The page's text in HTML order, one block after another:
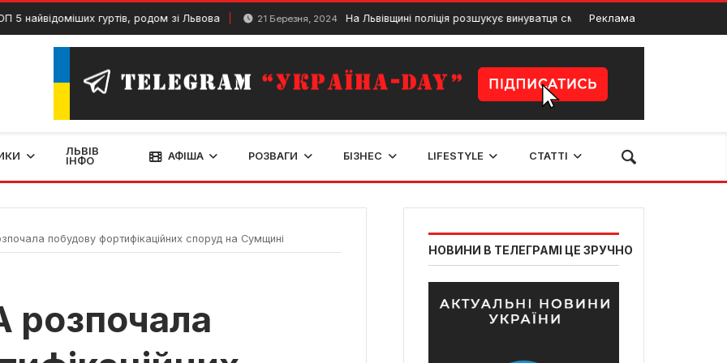
гуртів, родом зі Львова 21 Березня, 2024 На Львівщині поліція розшукує винуватця смертельного ДТП з пішоходом
Реклама
ЛЬВІВ
ІНФО
АФІША РОЗВАГИ БІЗНЕС LIFESTYLE СТАТТІ
побудову фортифікаційних споруд на Сумщині
розпочала
НОВИНИ В ТЕЛЕГРАМІ ЦЕ ЗРУЧНО